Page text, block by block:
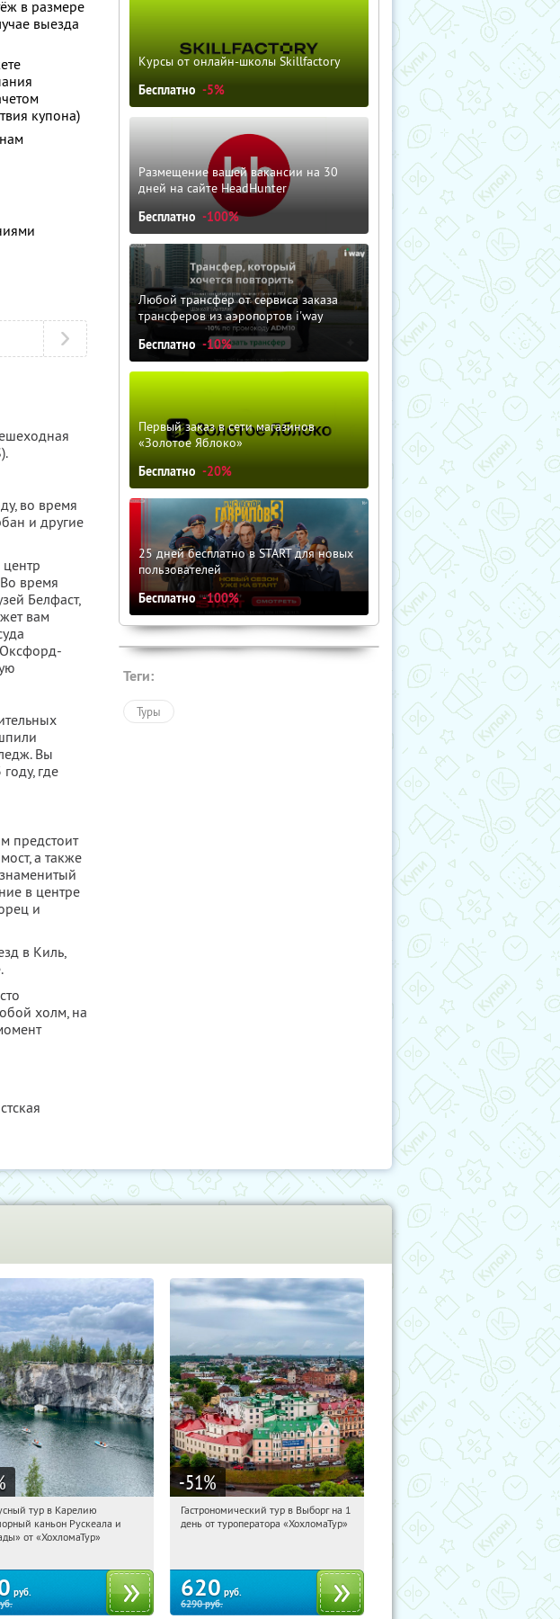
в размере
выезда
купона)
во время
и другие
время
Белфаст,
вам
Вы
где
предстоит
а также
в центре
и
в Киль,
холм, на
Курсы от онлайн-школы Skillfactory
Бесплатно -5%
Размещение вашей вакансии на 30
дней на сайте HeadHunter
Бесплатно -100%
Любой трансфер от сервиса заказа
трансферов из аэропортов i'way
Бесплатно -10%
Первый заказ в сети магазинов
«Золотое Яблоко»
Бесплатно -20%
25 дней бесплатно в START для новых
пользователей
Бесплатно -100%
Теги:
Туры
Купили:
площадь
тур в Карелию
каньон Рускеала и
от «ХохломаТур»
руб.
-51%
02:34:01 Купили:5
Гастрономический тур в Выборг на 1
день от туроператора «ХохломаТур»
620 руб.
6290руб.